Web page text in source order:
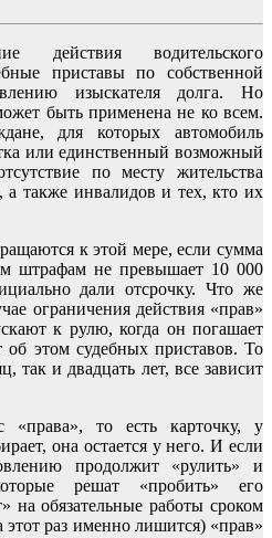
действия водительского
приставы по собственной
изыскателя долга. Но
быть применена не ко всем.
для которых автомобиль
или единственный возможный
по месту жительства
а также инвалидов и тех, кто их
к этой мере, если сумма
штрафам не превышает 10 000
дали отсрочку. Что же
ограничения действия «прав»
к рулю, когда он погашает
об этом судебных приставов. То
так и двадцать лет, все зависит
то есть карточку, у
она остается у него. И если
продолжит «рулить» и
решат «пробить» его
на обязательные работы сроком
раз именно лишится) «прав»